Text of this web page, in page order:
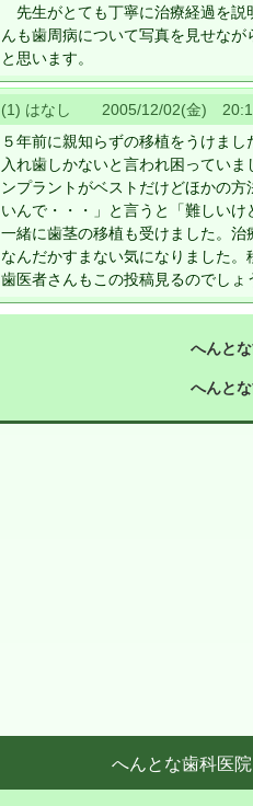
先生がとても丁寧に治療経過を説
んも歯周病について写真を見せな
と思います。
(1) はなし 2005/12/02(金)
５年前に親知らずの移植をうけま
入れ歯しかないと言われ困ってい
ンプラントがベストだけどほかの
いんで・・・」と言うと「難しいけ
一緒に歯茎の移植も受けました。
なんだかすまない気になりました。
歯医者さんもこの投稿見るのでしょ
へんと
へんと
へんとな歯科医